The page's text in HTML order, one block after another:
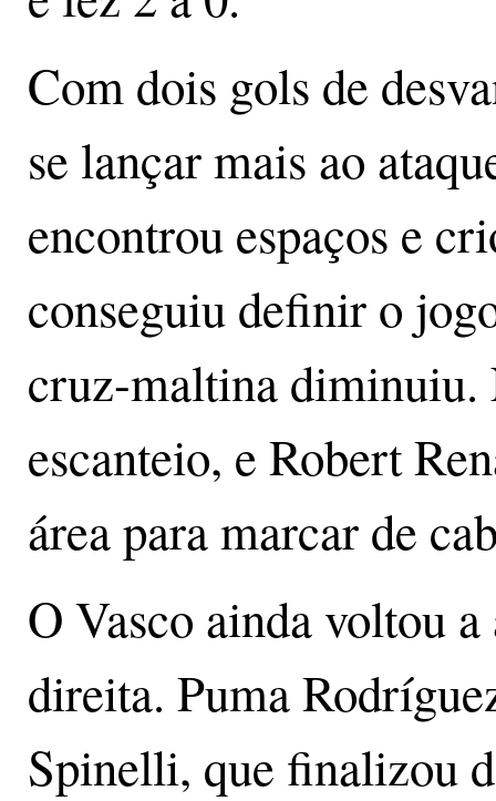
Com dois gols de
se lançar mais ao
encontrou espaços e
conseguiu definir o
cruz-maltina
escanteio, e Robert
área para marcar de
O Vasco ainda voltou
direita. Puma
Spinelli, que finalizou